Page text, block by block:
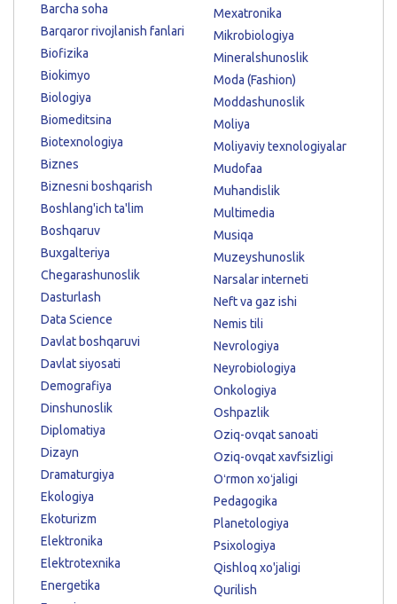
Barcha soha
Barqaror rivojlanish fanlari
Biofizika
Biokimyo
Biologiya
Biomeditsina
Biotexnologiya
Biznes
Biznesni boshqarish
Boshlang'ich ta'lim
Boshqaruv
Buxgalteriya
Chegarashunoslik
Dasturlash
Data Science
Davlat boshqaruvi
Davlat siyosati
Demografiya
Dinshunoslik
Diplomatiya
Dizayn
Dramaturgiya
Ekologiya
Ekoturizm
Elektronika
Elektrotexnika
Energetika
Mexatronika
Mikrobiologiya
Mineralshunoslik
Moda (Fashion)
Moddashunoslik
Moliya
Moliyaviy texnologiyalar
Mudofaa
Muhandislik
Multimedia
Musiqa
Muzeyshunoslik
Narsalar interneti
Neft va gaz ishi
Nemis tili
Nevrologiya
Neyrobiologiya
Onkologiya
Oshpazlik
Oziq-ovqat sanoati
Oziq-ovqat xavfsizligi
Oʻrmon xoʻjaligi
Pedagogika
Planetologiya
Psixologiya
Qishloq xo'jaligi
Qurilish